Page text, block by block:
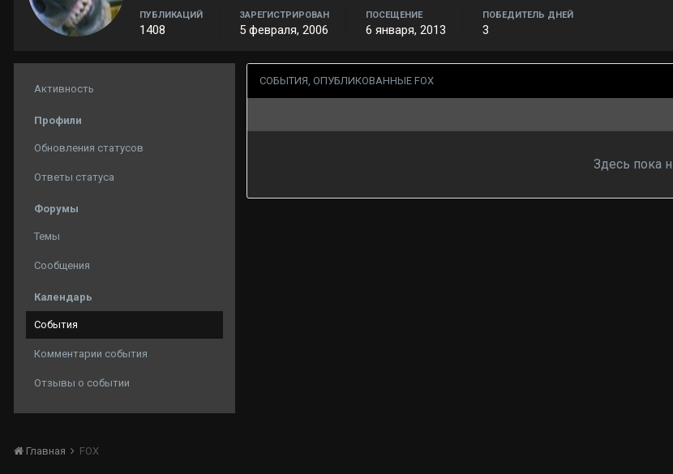
ПУБЛИКАЦИЙ
1408
ЗАРЕГИСТРИРОВАН
5 февраля, 2006
ПОСЕЩЕНИЕ
6 января, 2013
ПОБЕДИТЕЛЬ ДНЕЙ
3
Активность
Профили
Обновления статусов
Ответы статуса
Форумы
Темы
Сообщения
Календарь
События
Комментарии события
Отзывы о событии
СОБЫТИЯ, ОПУБЛИКОВАННЫЕ FOX
Здесь пока
Главная FOX